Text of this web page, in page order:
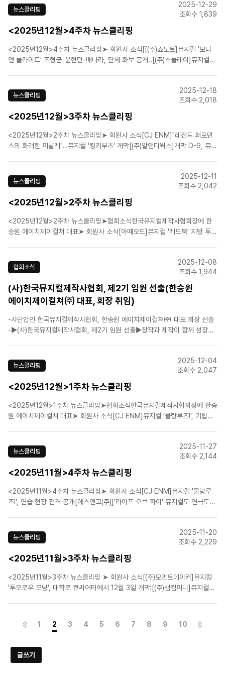
'스윙 데이즈_암호명 A' 4월 충..
뉴스클리핑
2025-12-29
조회수 1,839
<2025년12월>4주차 뉴스클리핑
<2025년12월>4주차 뉴스클리핑➤ 회원사 소식[[(주)쇼노트]뮤지컬 '보니
앤 클라이드' 조형균-윤현민-배나라, 단체 화보 공개..[(주)쇼플레이]뮤지컬배
공개![에스앤코(주)]한여름에..
뉴스클리핑
2025-12-18
조회수 2,018
<2025년12월>3주차 뉴스클리핑
<2025년12월>2주차 뉴스클리핑➤ 회원사 소식[CJ ENM]"레전드 퍼포먼
스의 화려한 피날레"…뮤지컬 '킹키부츠' 개막[(주)알앤디웍스]개막 D-9, 뮤지
체부, 2026년 정책 방향 ..
뉴스클리핑
2025-12-11
조회수 2,042
<2025년12월>2주차 뉴스클리핑
<2025년12월>2주차 뉴스클리핑➤협회소식한국뮤지컬제작사협회장에 한
승원 에이치제이컬쳐 대표➤ 회원사 소식[아떼오드]뮤지컬 '레드북' 지방 투어
클라이드' 개막[에스앤코(주)]뮤지컬 ..
협회소식
2025-12-08
조회수 1,944
(사)한국뮤지컬제작사협회, 제2기 임원 선출(한승원
에이치제이컬쳐㈜ 대표, 회장 취임)
-사단법인 한국뮤지컬제작사협회, 한승원 에이치제이컬쳐㈜ 대표 회장 선출
-▶(사)한국뮤지컬제작사협회, 제2기 임원 선출▶창작과 제작이 함께 성장하
뉴스클리핑
2025-12-04
조회수 2,047
<2025년12월>1주차 뉴스클리핑
<2025년12월>1주차 뉴스클리핑➤협회소식한국뮤지컬제작사협회장에 한승
원 에이치제이컬쳐 대표➤ 회원사 소식[CJ ENM]뮤지컬 ‘물랑루즈!’, 기립박
막[에스앤코(주)]"무대 위 벵골호랑..
뉴스클리핑
2025-11-27
조회수 2,144
<2025년11월>4주차 뉴스클리핑
<2025년11월>4주차 뉴스클리핑➤ 회원사 소식[CJ ENM]뮤지컬 '물랑루
즈!', 연습 현장 전격 공개[에스앤코(주)]'라이프 오브 파이' 뮤지컬도 연극도
영국과 중국을 사로잡다!..
뉴스클리핑
2025-11-20
조회수 2,229
<2025년11월>3주차 뉴스클리핑
<2025년11월>3주차 뉴스클리핑 ➤ 회원사 소식[(주)모먼트메이커]뮤지컬
'투모로우 모닝', 대학로 큐씨어터에서 12월 3일 개막![(주)샘컴퍼니]뮤지컬
1 2 3 4 5 6 7 8 9 10
글쓰기